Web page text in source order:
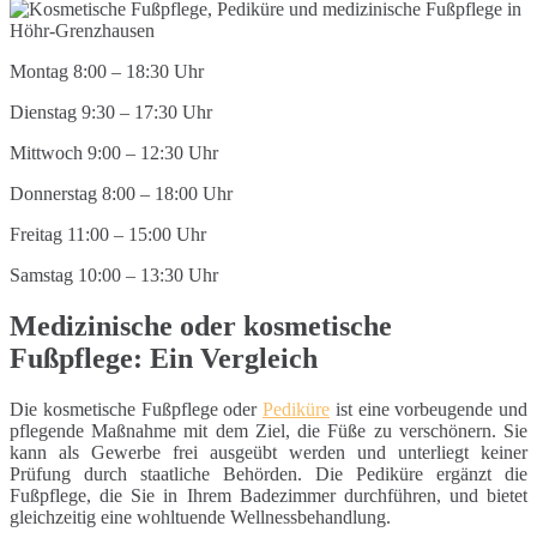
Montag 8:00 – 18:30 Uhr
Dienstag 9:30 – 17:30 Uhr
Mittwoch 9:00 – 12:30 Uhr
Donnerstag 8:00 – 18:00 Uhr
Freitag 11:00 – 15:00 Uhr
Samstag 10:00 – 13:30 Uhr
Medizinische oder kosmetische
Fußpflege: Ein Vergleich
Die kosmetische Fußpflege oder Pediküre ist eine vorbeugende und
pflegende Maßnahme mit dem Ziel, die Füße zu verschönern. Sie
kann als Gewerbe frei ausgeübt werden und unterliegt keiner
Prüfung durch staatliche Behörden. Die Pediküre ergänzt die
Fußpflege, die Sie in Ihrem Badezimmer durchführen, und bietet
gleichzeitig eine wohltuende Wellnessbehandlung.